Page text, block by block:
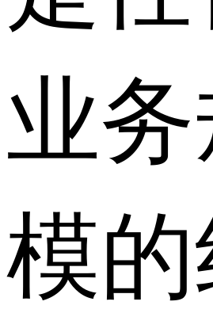
业
模